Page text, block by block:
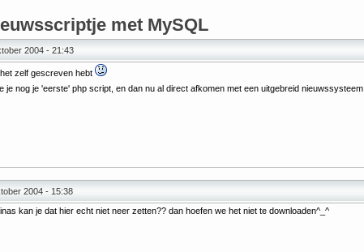
met MySQL
2004 - 21:43
zelf gescreven hebt
je nog je 'eerste' php script, en dan nu al direct afkomen met een uitgebreid nieuwssysteem
2004 - 15:38
kan je dat hier echt niet neer zetten?? dan hoefen we het niet te downloaden^_^